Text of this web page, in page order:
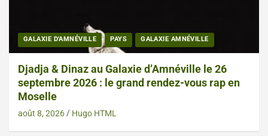
GALAXIE D'AMNÉVILLE PAYS GALAXIE AMNÉVILLE
Djadja & Dinaz au Galaxie d’Amnéville le 26
septembre 2026 : le grand rendez-vous rap en
Moselle
août 8, 2026 Hugo HTML